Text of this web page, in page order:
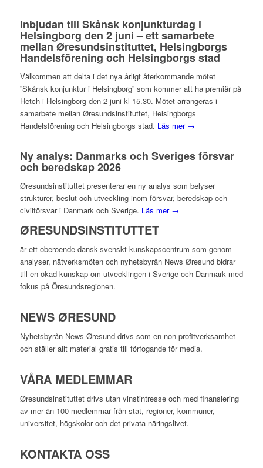
Inbjudan till Skånsk konjunkturdag i
Helsingborg den 2 juni – ett samarbete
mellan Øresundsinstituttet, Helsingborgs
Handelsförening och Helsingborgs stad
Välkommen att delta i det nya årligt återkommande mötet
”Skånsk konjunktur i Helsingborg” som kommer att ha premiär på
Hetch i Helsingborg den 2 juni kl 15.30. Mötet arrangeras i
samarbete mellan Øresundsinstituttet, Helsingborgs
Handelsförening och Helsingborgs stad. Läs mer →
Ny analys: Danmarks och Sveriges försvar
och beredskap 2026
Øresundsinstituttet presenterar en ny analys som belyser
strukturer, beslut och utveckling inom försvar, beredskap och
civilförsvar i Danmark och Sverige. Läs mer →
ØRESUNDSINSTITUTTET
är ett oberoende dansk-svenskt kunskapscentrum som genom
analyser, nätverksmöten och nyhetsbyrån News Øresund bidrar
till en ökad kunskap om utvecklingen i Sverige och Danmark med
fokus på Öresundsregionen.
NEWS ØRESUND
Nyhetsbyrån News Øresund drivs som en non-profitverksamhet
och ställer allt material gratis till förfogande för media.
VÅRA MEDLEMMAR
Øresundsinstituttet drivs utan vinst­intresse och med finansiering
av mer än 100 medlemmar från stat, regioner, kommuner,
universitet, högskolor och det privata näringslivet.
KONTAKTA OSS